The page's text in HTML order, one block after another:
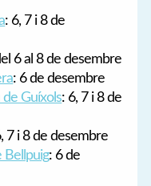
: 6, 7 i 8 de
6 al 8 de desembre
: 6 de desembre
de Guíxols: 6, 7 i 8 de
7 i 8 de desembre
Bellpuig: 6 de